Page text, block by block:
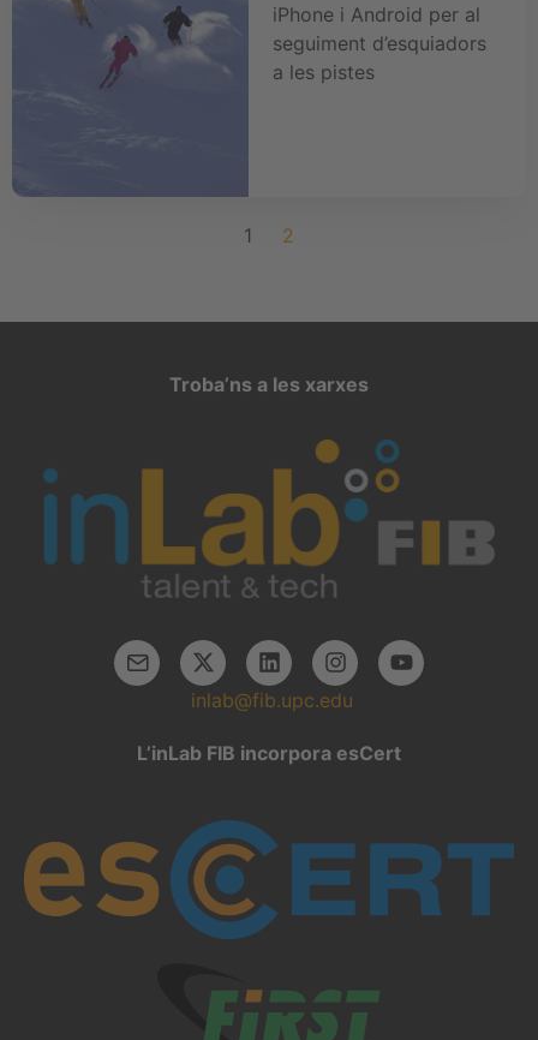
iPhone i Android per al
seguiment d’esquiadors
a les pistes
1 2
Troba’ns a les xarxes
inlab@fib.upc.edu
L’inLab FIB incorpora esCert